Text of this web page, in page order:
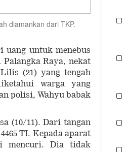
diamankan dari TKP.
uang untuk menebus
Raya, nekat
(21) yang tengah
warga yang
polisi, Wahyu babak
(10/11). Dari tangan
TI. Kepada aparat
mencuri. Dia tidak